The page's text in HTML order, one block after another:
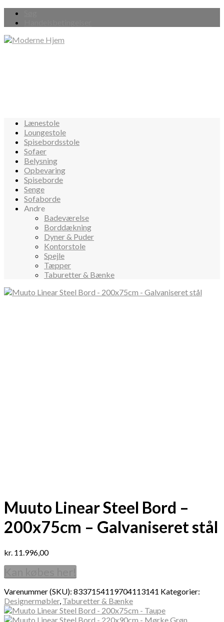
Lænestole
Loungestole
Spisebordsstole
Sofaer
Belysning
Opbevaring
Spiseborde
Senge
Sofaborde
Andre
Badeværelse
Borddækning
Dyner & Puder
Kontorstole
Spejle
Tæpper
Taburetter & Bænke
Muuto Linear Steel Bord –
200x75cm – Galvaniseret stål
kr. 11.996,00
Varenummer (SKU): 8337154119704113141 Kategorier:
Designermøbler, Taburetter & Bænke